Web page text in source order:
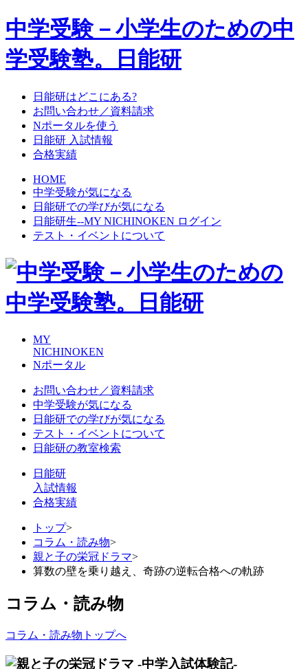
中学受験－小学生のための中
学受験塾。日能研
日能研はどこにある?
お問い合わせ／資料請求
Nポータルを使う
日能研 入試情報
合格実績
HOME
中学受験が気になる
日能研での学びが気になる
日能研生--MY NICHINOKEN ログイン
テスト・イベントについて
MY
NICHINOKEN
Nポータル
お問い合わせ／資料請求
中学受験が気になる
日能研での学びが気になる
テスト・イベントについて
日能研の教室検索
日能研
入試情報
合格実績
トップ>
コラム・読み物>
親と子の栄冠ドラマ>
算数の壁を乗り越え、奇跡の逆転合格への軌跡
コラム・読み物
コラム・読み物トップへ